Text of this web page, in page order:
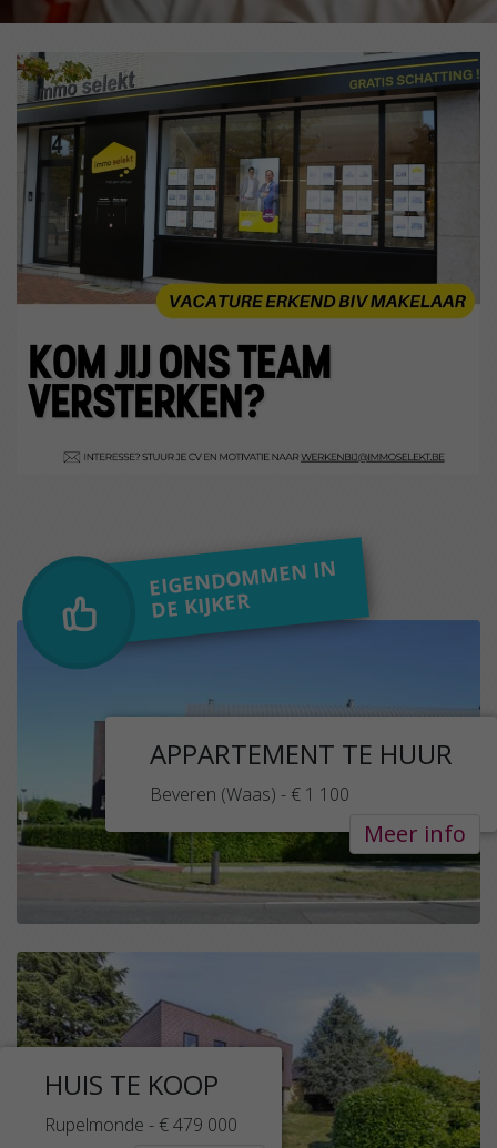
EIGENDOMMEN IN
DE KIJKER
APPARTEMENT TE HUUR
Beveren (Waas) - € 1 100
Meer info
HUIS TE KOOP
Rupelmonde - € 479 000